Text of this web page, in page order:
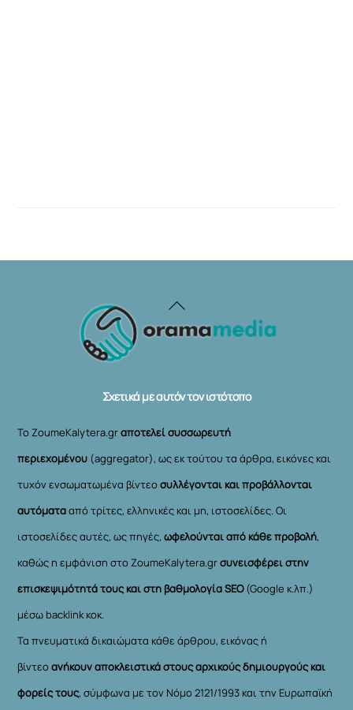
Back
To
Σχετικά με αυτόν τον ιστότοπο
Το ZoumeKalytera.grαποτελεί συσσωρευτή
περιεχομένου (aggregator), ως εκ τούτου τα άρθρα, εικόνες και
τυχόν ενσωματωμένα βίντεοσυλλέγονται και προβάλλονται
αυτόματααπό τρίτες, ελληνικές και μη, ιστοσελίδες. Οι
ιστοσελίδες αυτές, ως πηγές,ωφελούνται από κάθε προβολή,
καθώς η εμφάνιση στο ZoumeKalytera.grσυνεισφέρει στην
επισκεψιμότητά τους και στη βαθμολογία SEO(Google κ.λπ.)
μέσω backlink κοκ.
Τα πνευματικά δικαιώματα κάθε άρθρου, εικόνας ή
βίντεοανήκουν αποκλειστικά στους αρχικούς δημιουργούς και
φορείς τους, σύμφωνα με τον Νόμο 2121/1993 και την Ευρωπαϊκή